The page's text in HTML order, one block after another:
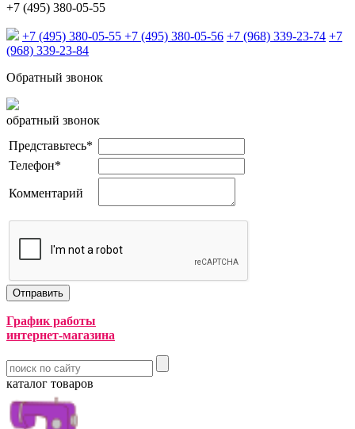
+7 (495) 380-05-55
+7 (495) 380-05-55 +7 (495) 380-05-56 +7 (968) 339-23-74 +7
(968) 339-23-84
Обратный звонок
обратный звонок
Представьтесь*
Телефон*
Комментарий
График работы
интернет-магазина
каталог товаров